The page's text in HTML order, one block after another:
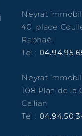
Neyrat
40, place
Raphaël
Tel :
Neyrat
108 Plan de la
Callian
Tel :